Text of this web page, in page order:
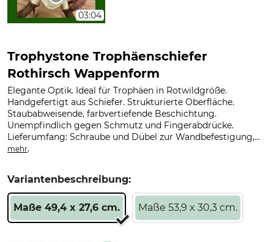
03:04
Trophystone Trophäenschiefer
Rothirsch Wappenform
Elegante Optik. Ideal für Trophäen in Rotwildgröße.
Handgefertigt aus Schiefer. Strukturierte Oberfläche.
Staubabweisende, farbvertiefende Beschichtung.
Unempfindlich gegen Schmutz und Fingerabdrücke.
Lieferumfang: Schraube und Dübel zur Wandbefestigung,...
mehr.
Variantenbeschreibung:
Maße 49,4 x 27,6 cm. Maße 53,9 x 30,3 cm.